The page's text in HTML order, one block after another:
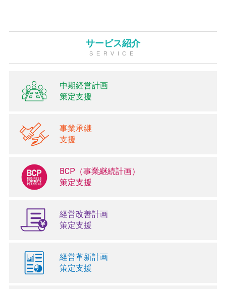
サービス紹介
SERVICE
中期経営計画
策定支援
事業承継
支援
BCP（事業継続計画）
策定支援
経営改善計画
策定支援
経営革新計画
策定支援